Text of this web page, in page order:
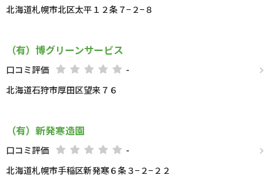
北海道札幌市北区太平１２条７−２−８
（有）博グリーンサービス
口コミ評価
-
北海道石狩市厚田区望来７６
（有）新発寒造園
口コミ評価
-
北海道札幌市手稲区新発寒６条３−２−２２